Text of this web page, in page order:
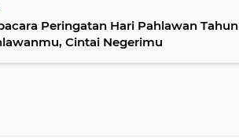
Peringatan Hari Pahlawan Tahun
Cintai Negerimu